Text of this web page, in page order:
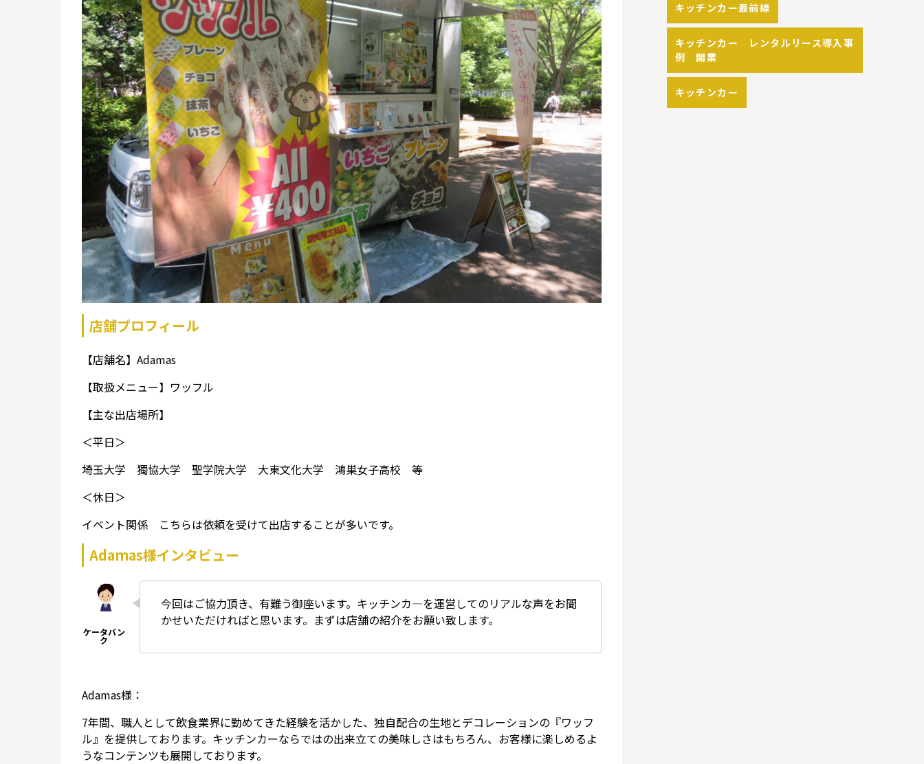
店舗プロフィール
【店舗名】Adamas
【取扱メニュー】ワッフル
【主な出店場所】
＜平日＞
埼玉大学 獨協大学 聖学院大学 大東文化大学 鴻巣女子高校 等
＜休日＞
イベント関係 こちらは依頼を受けて出店することが多いです。
Adamas様インタビュー
今回はご協力頂き、有難う御座います。キッチンカ―を運営してのリアルな声をお聞
かせいただければと思います。まずは店舗の紹介をお願い致します。
Adamas様：
7年間、職人として飲食業界に勤めてきた経験を活かした、独自配合の生地とデコレーションの『ワッフ
ル』を提供しております。キッチンカーならではの出来立ての美味しさはもちろん、お客様に楽しめるよ
うなコンテンツも展開しております。
キッチンカー最前線
キッチンカー レンタルリース導入事
例 開業
キッチンカー